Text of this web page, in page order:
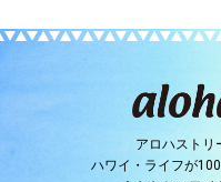
アロハストリ
ハワイ・ライフが